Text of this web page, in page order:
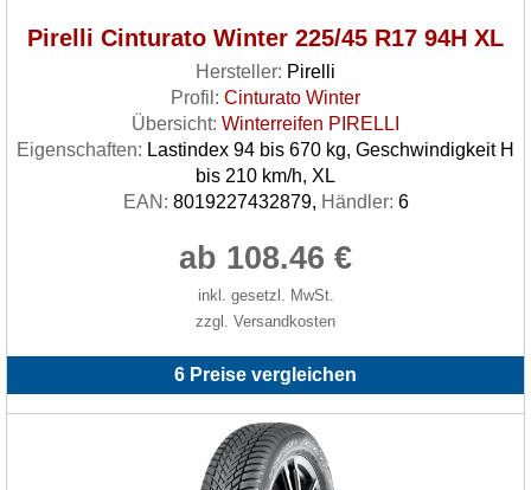
Pirelli Cinturato Winter 225/45 R17 94H XL
Hersteller: Pirelli
Profil: Cinturato Winter
Übersicht: Winterreifen PIRELLI
Eigenschaften: Lastindex 94 bis 670 kg, Geschwindigkeit H
bis 210 km/h, XL
EAN: 8019227432879, Händler: 6
ab 108.46 €
inkl. gesetzl. MwSt.
zzgl. Versandkosten
6 Preise vergleichen